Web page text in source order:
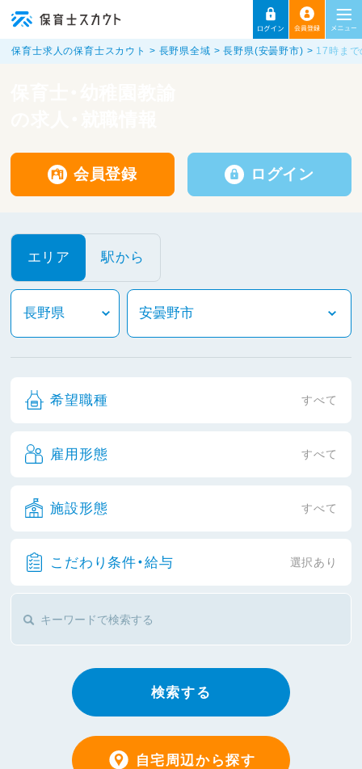
保育士求人の保育士スカウト 長野県全域 長野県(安曇野市) 17時まで
会員登録 ログイン
エリア 駅から
希望職種 すべて
雇用形態 すべて
施設形態 すべて
こだわり条件・給与 選択あり
検索する
自宅周辺から探す